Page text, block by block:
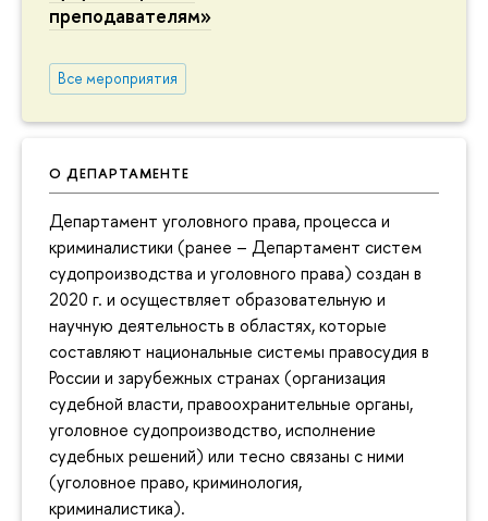
преподавателям»
Все мероприятия
О ДЕПАРТАМЕНТЕ
Департамент уголовного права, процесса и
криминалистики (ранее – Департамент систем
судопроизводства и уголовного права) создан в
2020 г. и осуществляет образовательную и
научную деятельность в областях, которые
составляют национальные системы правосудия в
России и зарубежных странах (организация
судебной власти, правоохранительные органы,
уголовное судопроизводство, исполнение
судебных решений) или тесно связаны с ними
(уголовное право, криминология,
криминалистика).